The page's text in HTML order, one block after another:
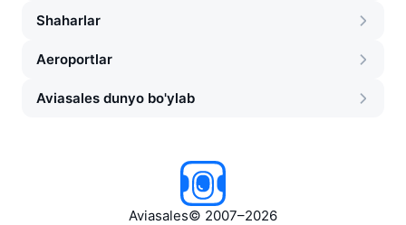
Shaharlar
Aeroportlar
Aviasales dunyo bo'ylab
Aviasales© 2007–2026